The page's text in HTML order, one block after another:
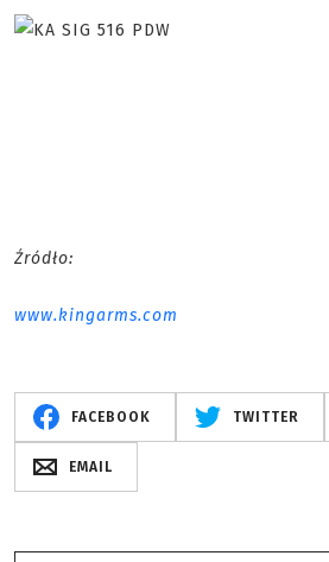
Źródło:
www.kingarms.com
FACEBOOK TWITTER
EMAIL